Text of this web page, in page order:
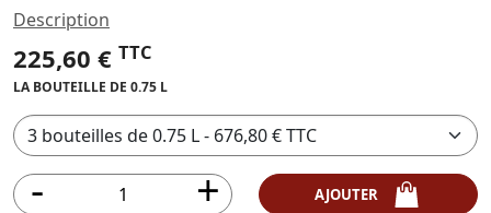
Description
225,60 € TTC
LA BOUTEILLE DE 0.75 L